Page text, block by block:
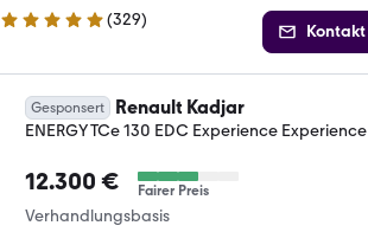
4.8 Sterne (329)
Kontakt
Gesponsert Renault Kadjar
ENERGY TCe 130 EDC Experience Experience
12.300 € Fairer Preis
Verhandlungsbasis